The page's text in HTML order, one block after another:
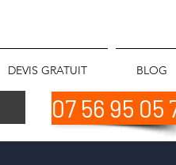
DEVIS GRATUIT BLOG
07 56 95 05